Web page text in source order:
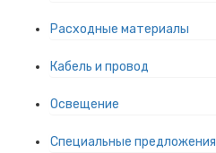
Расходные материалы
Кабель и провод
Освещение
Специальные предложения